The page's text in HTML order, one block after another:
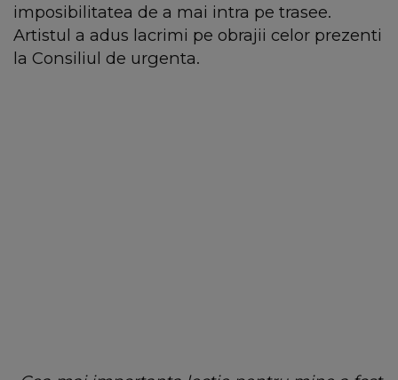
imposibilitatea de a mai intra pe trasee.
Artistul a adus lacrimi pe obrajii celor prezenti
la Consiliul de urgenta.